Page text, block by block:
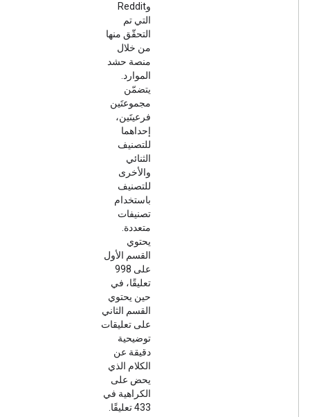
وReddit
التي تم
التحقّق منها
من خلال
منصة حشد
الموارد.
يتضمّن
مجموعتَين
فرعيتَين،
إحداهما
للتصنيف
الثنائي
والأخرى
للتصنيف
باستخدام
تصنيفات
متعددة.
يحتوي
القسم الأول
على 998
تعليقًا، في
حين يحتوي
القسم الثاني
على تعليقات
توضيحية
دقيقة عن
الكلام الذي
يحض على
الكراهية في
433 تعليقًا.